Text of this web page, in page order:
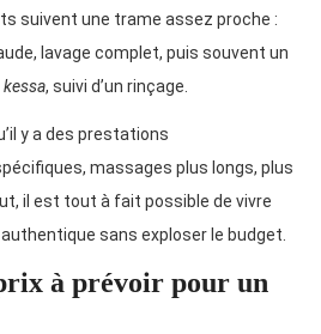
suivent une trame assez proche :
lavage complet, puis souvent un
kessa, suivi d’un rinçage.
y a des prestations
massages plus longs, plus
il est tout à fait possible de vivre
sans exploser le budget.
à prévoir pour un